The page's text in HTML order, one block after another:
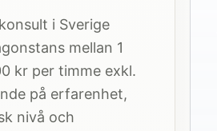
i Sverige
mellan 1
kr per timme exkl.
på erfarenhet,
nivå och